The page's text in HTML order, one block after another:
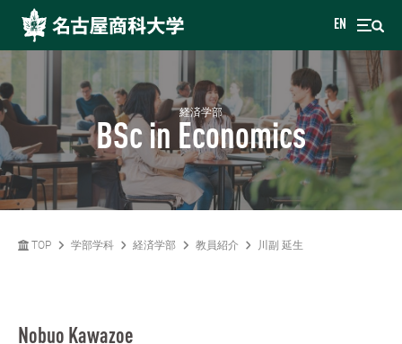
EN
経済学部
BSc in Economics
TOP 学部学科 経済学部 教員紹介 川副 延生
Nobuo Kawazoe